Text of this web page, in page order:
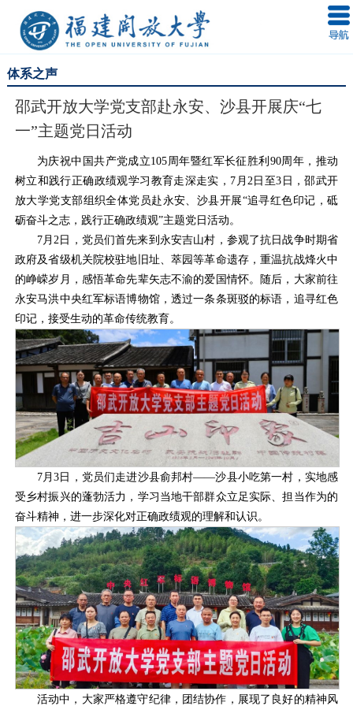
体系之声
邵武开放大学党支部赴永安、沙县开展庆“七
一”主题党日活动
为庆祝中国共产党成立105周年暨红军长征胜利90周年，推动
树立和践行正确政绩观学习教育走深走实，7月2日至3日，邵武开
放大学党支部组织全体党员赴永安、沙县开展“追寻红色印记，砥
砺奋斗之志，践行正确政绩观”主题党日活动。
7月2日，党员们首先来到永安吉山村，参观了抗日战争时期省
政府及省级机关院校驻地旧址、萃园等革命遗存，重温抗战烽火中
的峥嵘岁月，感悟革命先辈矢志不渝的爱国情怀。随后，大家前往
永安马洪中央红军标语博物馆，透过一条条斑驳的标语，追寻红色
印记，接受生动的革命传统教育。
7月3日，党员们走进沙县俞邦村——沙县小吃第一村，实地感
受乡村振兴的蓬勃活力，学习当地干部群众立足实际、担当作为的
奋斗精神，进一步深化对正确政绩观的理解和认识。
活动中，大家严格遵守纪律，团结协作，展现了良好的精神风